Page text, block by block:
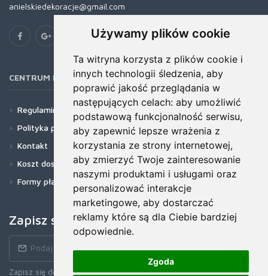
Używamy plików cookie
Ta witryna korzysta z plików cookie i
innych technologii śledzenia, aby
poprawić jakość przeglądania w
następujących celach: aby umożliwić
podstawową funkcjonalność serwisu,
aby zapewnić lepsze wrażenia z
korzystania ze strony internetowej,
aby zmierzyć Twoje zainteresowanie
naszymi produktami i usługami oraz
personalizować interakcje
marketingowe, aby dostarczać
reklamy które są dla Ciebie bardziej
odpowiednie.
Zgoda
anielskiedekoracje@gmail.com
CENTRUM POMOCY
Regulamin
Polityka prywatności
Kontakt
Koszt dostawy
Formy płatności
Zapisz się do newslettera!
Zapisz się do naszego Newslettera, aby otrzymywać wczesne